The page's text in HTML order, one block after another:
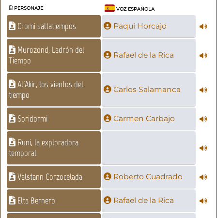
PERSONAJE VOZ ESPAÑOLA
Cromi saltatiempos Paqui Horcajo
Murozond, Ladrón del
Tiempo
Rafael de la Rica
Al'Akir, los vientos del
tiempo
Carlos Salamanca
Soridormi Carmen Carbajo
Runi, la exploradora
temporal
Valstann Corzocelada Roberto Cuadrado
Elta Bernero Rafael de la Rica